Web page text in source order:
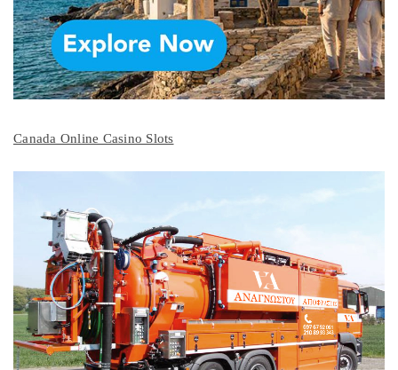
Canada Online Casino Slots